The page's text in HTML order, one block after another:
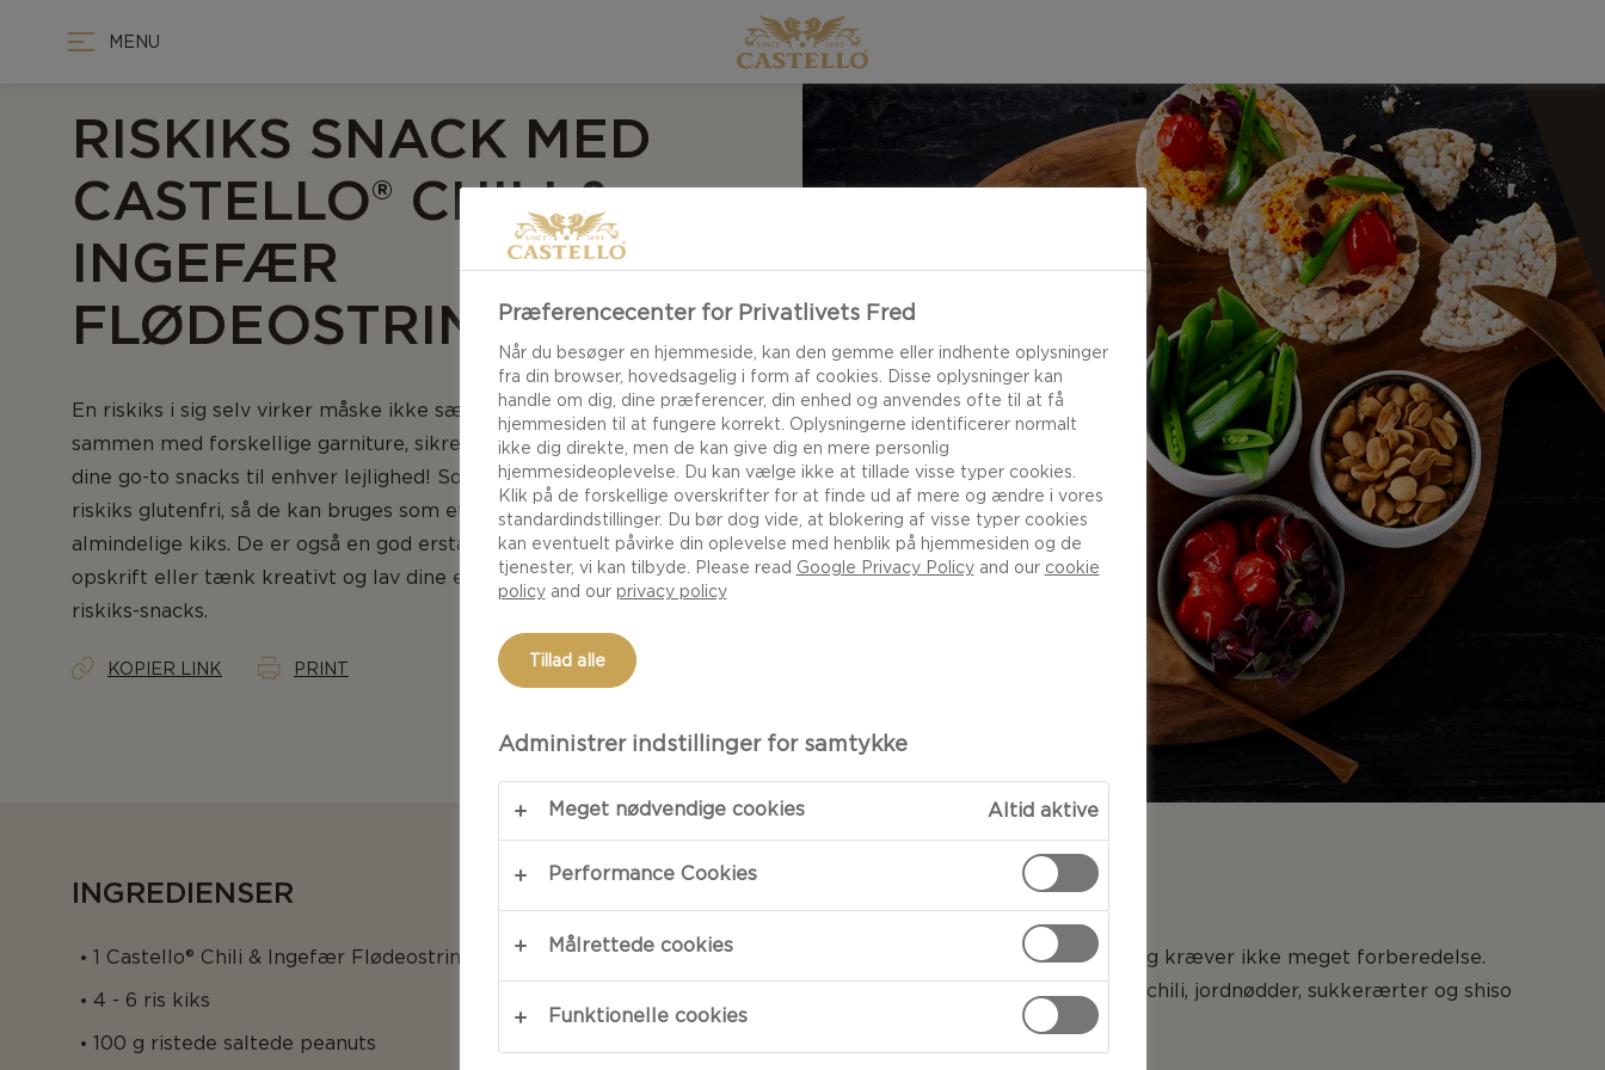
MENU
RISKIKS SNACK MED
CASTELLO® CHILI &
INGEFÆR
FLØDEOSTRING
En riskiks i sig selv virker måske ikke særlig interessant, men
sammen med forskellige garniture, sikrer vi dig, at det bliver en af
dine go-to snacks til enhver lejlighed! Som en bonus er de fleste
riskiks glutenfri, så de kan bruges som et godt alternativ til
almindelige kiks. De er også en god erstatning for brød. Følg vores
opskrift eller tænk kreativt og lav dine egne ideer til fristende
riskiks-snacks.
KOPIER LINK PRINT
INGREDIENSER
1 Castello® Chili & Ingefær Flødeostring
4 - 6 ris kiks
100 g ristede saltede peanuts
TILBEREDNING
Det er meget enkelt og kræver ikke meget forberedelse.
Arranger kiks, syltede chili, jordnødder, sukkerærter og shiso
krydderurt i små skåle.
Præferencecenter for Privatlivets Fred
Når du besøger en hjemmeside, kan den gemme eller indhente oplysninger
fra din browser, hovedsagelig i form af cookies. Disse oplysninger kan
handle om dig, dine præferencer, din enhed og anvendes ofte til at få
hjemmesiden til at fungere korrekt. Oplysningerne identificerer normalt
ikke dig direkte, men de kan give dig en mere personlig
hjemmesideoplevelse. Du kan vælge ikke at tillade visse typer cookies.
Klik på de forskellige overskrifter for at finde ud af mere og ændre i vores
standardindstillinger. Du bør dog vide, at blokering af visse typer cookies
kan eventuelt påvirke din oplevelse med henblik på hjemmesiden og de
tjenester, vi kan tilbyde. Please read Google Privacy Policyand our cookie
policyand our privacy policy
Tillad alle
Administrer indstillinger for samtykke
Meget nødvendige cookies Altid aktive
Performance Cookies
Målrettede cookies
Funktionelle cookies